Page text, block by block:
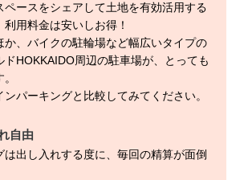
ペースをシェアして土地を有効活用する
用料金は安いしお得！
か、バイクの駐輪場など幅広いタイプの
ドHOKKAIDO周辺の駐車場が、とっても
パーキングと比較してみてください。
自由
は出し入れする度に、毎回の精算が面倒